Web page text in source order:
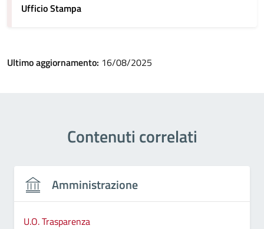
Ufficio Stampa
Ultimo aggiornamento: 16/08/2025
Contenuti correlati
Amministrazione
U.O. Trasparenza